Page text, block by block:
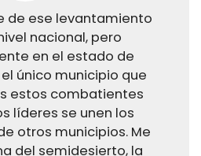
de ese levantamiento
nacional, pero
en el estado de
único municipio que
estos combatientes
líderes se unen los
otros municipios. Me
del semidesierto, la